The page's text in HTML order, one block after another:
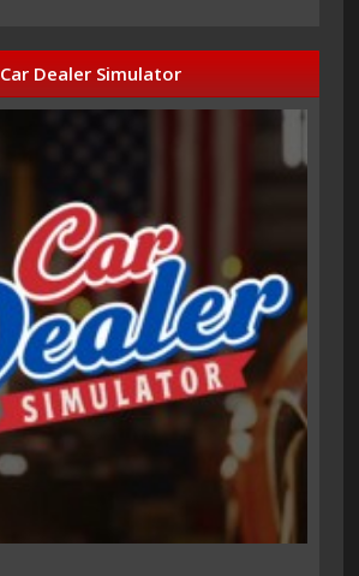
Car Dealer Simulator